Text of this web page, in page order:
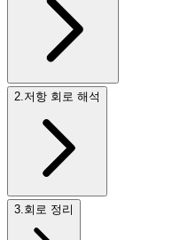
2 저항 회로 해석
3 회로 정리